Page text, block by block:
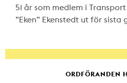
51 år som medlem i
”Eken” Ekenstedt ut för sista
ORDFÖRANDEN